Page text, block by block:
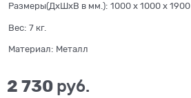
Размеры(ДхШхВ в мм.): 1000 x 1000 x 1900
Вес: 7 кг.
Материал: Металл
2 730 руб.